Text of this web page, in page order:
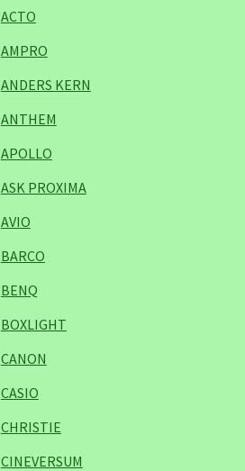
ACTO
AMPRO
ANDERS KERN
ANTHEM
APOLLO
ASK PROXIMA
AVIO
BARCO
BENQ
BOXLIGHT
CANON
CASIO
CHRISTIE
CINEVERSUM